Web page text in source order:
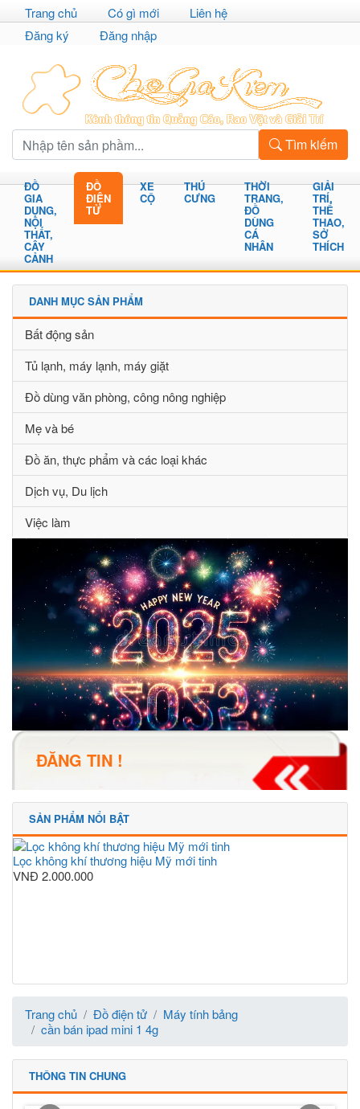
Trang chủ Có gì mới
Liên hệ
Đăng ký
Đăng nhập
Tìm kiếm
ĐỒ
GIA
DỤNG,
NỘI
THẤT,
CÂY
CẢNH
ĐỒ
ĐIỆN
TỬ
XE
CỘ
THÚ
CƯNG
THỜI
TRANG,
ĐỒ
DÙNG
CÁ
NHÂN
GIẢI
TRÍ,
THỂ
THAO,
SỞ
THÍCH
DANH MỤC SẢN PHẨM
Bất động sản
Tủ lạnh, máy lạnh, máy giặt
Đồ dùng văn phòng, công nông nghiệp
Mẹ và bé
Đồ ăn, thực phẩm và các loại khác
Dịch vụ, Du lịch
Việc làm
ĐĂNG TIN !
SẢN PHẨM NỔI BẬT
Lọc không khí thương hiệu Mỹ mới tinh
VNĐ 2.000.000
Trang chủ Đồ điện tử
Máy tính bảng
cần bán ipad mini 1 4g
THÔNG TIN CHUNG